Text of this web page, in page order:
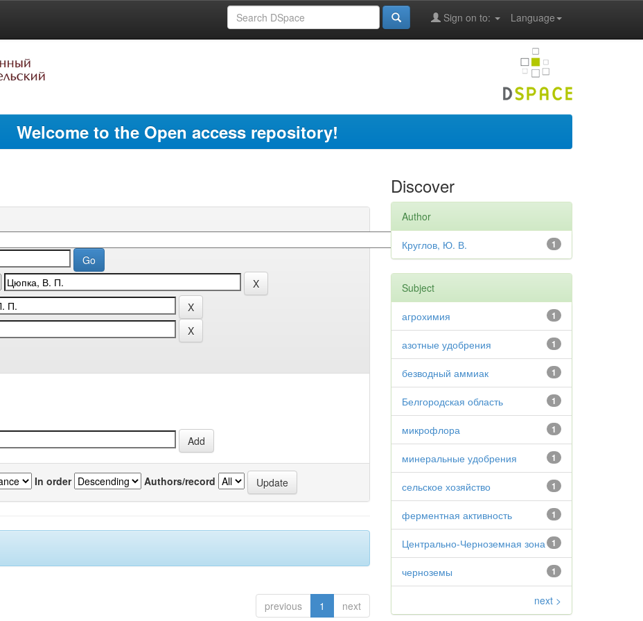
Language
Sign on to:
Welcome to the Open access repository!
In order Authors/record
previous 1 next
Discover
Author
1
Круглов, Ю. В.
Subject
1
агрохимия
1
азотные удобрения
1
безводный аммиак
1
Белгородская область
1
микрофлора
1
минеральные удобрения
1
сельское хозяйство
1
ферментная активность
1
Центрально-Черноземная зона
1
черноземы
next >